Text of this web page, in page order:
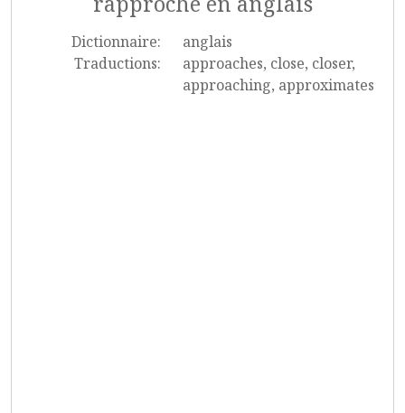
Dictionnaire:
anglais
Traductions:
approaches, close, closer,
approaching, approximates